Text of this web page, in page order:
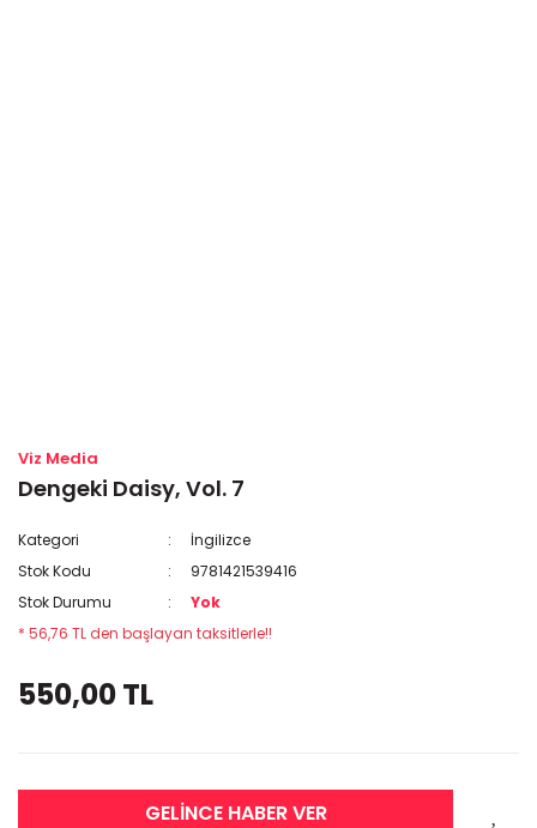
Viz Media
Dengeki Daisy, Vol. 7
Kategori
İngilizce
Stok Kodu
9781421539416
Stok Durumu
Yok
* 56,76 TL den başlayan taksitlerle!!
550,00 TL
GELİNCE HABER VER